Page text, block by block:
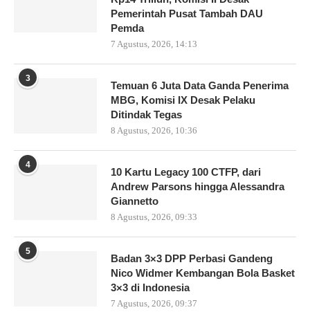
Pemerintah Pusat Tambah DAU
Pemda
7 Agustus, 2026, 14:13
3
Temuan 6 Juta Data Ganda Penerima
MBG, Komisi IX Desak Pelaku
Ditindak Tegas
8 Agustus, 2026, 10:36
4
10 Kartu Legacy 100 CTFP, dari
Andrew Parsons hingga Alessandra
Giannetto
8 Agustus, 2026, 09:33
5
Badan 3×3 DPP Perbasi Gandeng
Nico Widmer Kembangan Bola Basket
3×3 di Indonesia
7 Agustus, 2026, 09:37